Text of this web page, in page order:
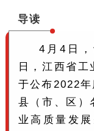
导读
4月4日
日，江西省
于公布2022年
县（市、区）
业高质量发